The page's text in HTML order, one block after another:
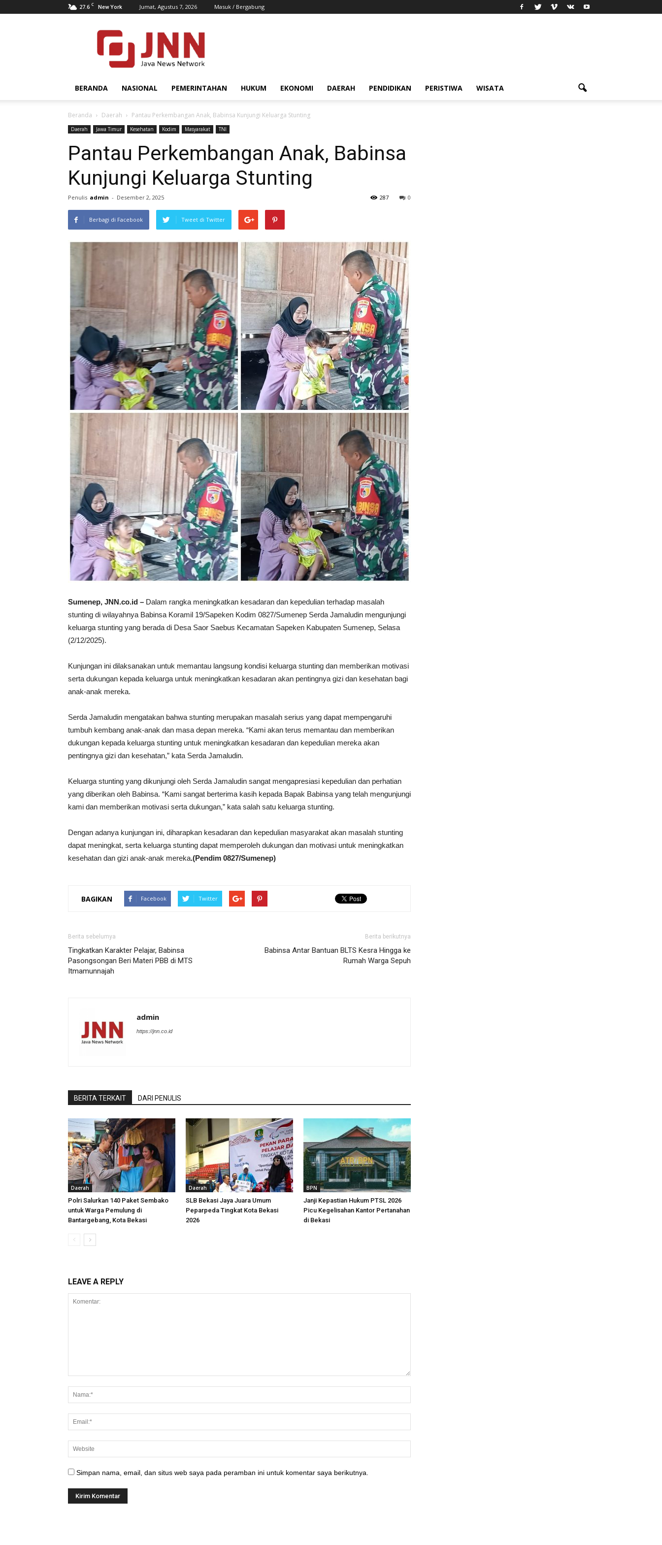
27.6 C New York Jumat, Agustus 7, 2026 Masuk / Bergabung
JNN.co.id
BERANDA NASIONAL PEMERINTAHAN HUKUM EKONOMI DAERAH PENDIDIKAN PERISTIWA WISATA
Beranda Daerah Pantau Perkembangan Anak, Babinsa Kunjungi Keluarga Stunting
Daerah Jawa Timur Kesehatan Kodim Masyarakat TNI
Pantau Perkembangan Anak, Babinsa
Kunjungi Keluarga Stunting
Penulis admin - Desember 2, 2025 0
287
Berbagi di Facebook Tweet di Twitter
Sumenep, JNN.co.id – Dalam rangka meningkatkan kesadaran dan kepedulian terhadap masalah
stunting di wilayahnya Babinsa Koramil 19/Sapeken Kodim 0827/Sumenep Serda Jamaludin mengunjungi
keluarga stunting yang berada di Desa Saor Saebus Kecamatan Sapeken Kabupaten Sumenep, Selasa
(2/12/2025).
Kunjungan ini dilaksanakan untuk memantau langsung kondisi keluarga stunting dan memberikan motivasi
serta dukungan kepada keluarga untuk meningkatkan kesadaran akan pentingnya gizi dan kesehatan bagi
anak-anak mereka.
Serda Jamaludin mengatakan bahwa stunting merupakan masalah serius yang dapat mempengaruhi
tumbuh kembang anak-anak dan masa depan mereka. “Kami akan terus memantau dan memberikan
dukungan kepada keluarga stunting untuk meningkatkan kesadaran dan kepedulian mereka akan
pentingnya gizi dan kesehatan,” kata Serda Jamaludin.
Keluarga stunting yang dikunjungi oleh Serda Jamaludin sangat mengapresiasi kepedulian dan perhatian
yang diberikan oleh Babinsa. “Kami sangat berterima kasih kepada Bapak Babinsa yang telah mengunjungi
kami dan memberikan motivasi serta dukungan,” kata salah satu keluarga stunting.
Dengan adanya kunjungan ini, diharapkan kesadaran dan kepedulian masyarakat akan masalah stunting
dapat meningkat, serta keluarga stunting dapat memperoleh dukungan dan motivasi untuk meningkatkan
kesehatan dan gizi anak-anak mereka.(Pendim 0827/Sumenep)
BAGIKAN Facebook Twitter
Berita sebelumya
Tingkatkan Karakter Pelajar, Babinsa
Pasongsongan Beri Materi PBB di MTS
Itmamunnajah
Berita berikutnya
Babinsa Antar Bantuan BLTS Kesra Hingga ke
Rumah Warga Sepuh
admin
https://jnn.co.id
BERITA TERKAIT DARI PENULIS
Daerah
Polri Salurkan 140 Paket Sembako
untuk Warga Pemulung di
Bantargebang, Kota Bekasi
Daerah
SLB Bekasi Jaya Juara Umum
Peparpeda Tingkat Kota Bekasi
2026
BPN
Janji Kepastian Hukum PTSL 2026
Picu Kegelisahan Kantor Pertanahan
di Bekasi
LEAVE A REPLY
Simpan nama, email, dan situs web saya pada peramban ini untuk komentar saya berikutnya.